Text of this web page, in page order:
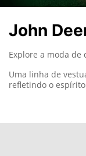
John
Explore a moda de
Uma linha de
refletindo o